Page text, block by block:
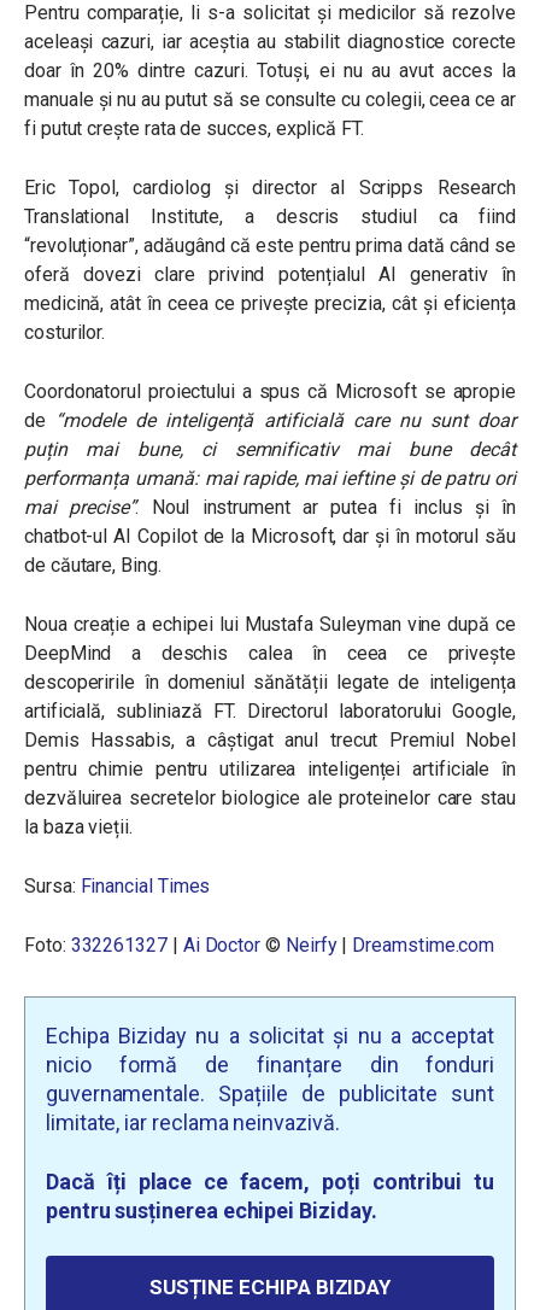
Pentru comparație, li s-a solicitat și medicilor să rezolve
aceleași cazuri, iar aceștia au stabilit diagnostice corecte
doar în 20% dintre cazuri. Totuși, ei nu au avut acces la
manuale și nu au putut să se consulte cu colegii, ceea ce ar
fi putut crește rata de succes, explică FT.
Eric Topol, cardiolog și director al Scripps Research
Translational Institute, a descris studiul ca fiind
“revoluționar”, adăugând că este pentru prima dată când se
oferă dovezi clare privind potențialul AI generativ în
medicină, atât în ceea ce privește precizia, cât și eficiența
costurilor.
Coordonatorul proiectului a spus că Microsoft se apropie
de “modele de inteligență artificială care nu sunt doar
puțin mai bune, ci semnificativ mai bune decât
performanța umană: mai rapide, mai ieftine și de patru ori
mai precise”. Noul instrument ar putea fi inclus și în
chatbot-ul AI Copilot de la Microsoft, dar și în motorul său
de căutare, Bing.
Noua creație a echipei lui Mustafa Suleyman vine după ce
DeepMind a deschis calea în ceea ce privește
descoperirile în domeniul sănătății legate de inteligența
artificială, subliniază FT. Directorul laboratorului Google,
Demis Hassabis, a câștigat anul trecut Premiul Nobel
pentru chimie pentru utilizarea inteligenței artificiale în
dezvăluirea secretelor biologice ale proteinelor care stau
la baza vieții.
Sursa: Financial Times
Foto: 332261327| Ai Doctor © Neirfy| Dreamstime.com
Echipa Biziday nu a solicitat și nu a acceptat
nicio formă de finanțare din fonduri
guvernamentale. Spațiile de publicitate sunt
limitate, iar reclama neinvazivă.
Dacă îți place ce facem, poți contribui tu
pentru susținerea echipei Biziday.
SUSȚINE ECHIPA BIZIDAY